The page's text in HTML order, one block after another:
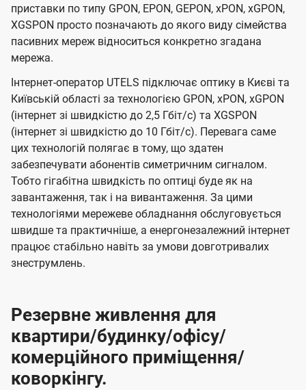
приставки по типу GPON, EPON, GEPON, xPON, xGPON,
XGSPON просто позначають до якого виду сімейства
пасивних мереж відноситься конкретно згадана
мережа.
Інтернет-оператор UTELS підключає оптику в Києві та
Київській області за технологією GPON, xPON, xGPON
(інтернет зі швидкістю до 2,5 Гбіт/с) та XGSPON
(інтернет зі швидкістю до 10 Гбіт/с). Перевага саме
цих технологій полягає в тому, що здатен
забезпечувати абонентів симетричним сигналом.
Тобто гігабітна швидкість по оптиці буде як на
завантаження, так і на вивантаження. За цими
технологіями мережеве обладнання обслуговується
швидше та практичніше, а енергонезалежний інтернет
працює стабільно навіть за умови довготривалих
знеструмлень.
Резервне живлення для
квартири/будинку/офісу/
комерційного приміщення/
коворкінгу.